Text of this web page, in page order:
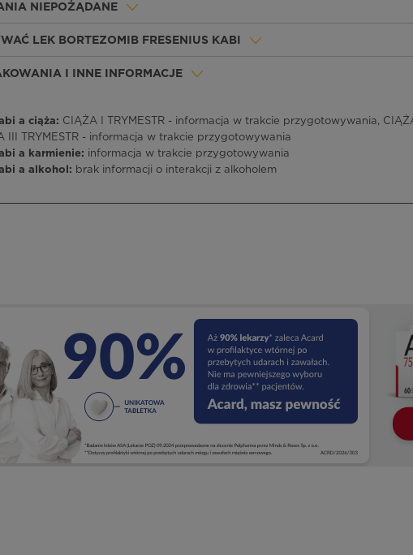
NIEPOŻĄDANE
LEK BORTEZOMIB FRESENIUS KABI
I INNE INFORMACJE
a ciąża: CIĄŻA I TRYMESTR - informacja w trakcie przygotowywania,
III TRYMESTR - informacja w trakcie przygotowywania
a karmienie: informacja w trakcie przygotowywania
a alkohol: brak informacji o interakcji z alkoholem